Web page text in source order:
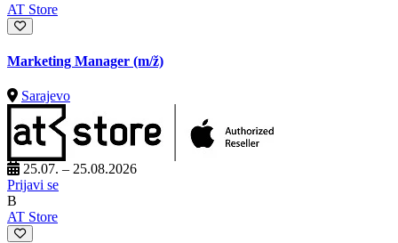
AT Store
Marketing Manager (m/ž)
Sarajevo
25.07. – 25.08.2026
Prijavi se
B
AT Store